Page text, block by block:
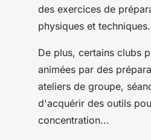
des exercices de
physiques et techniques.
De plus, certains clubs
animées par des
ateliers de groupe,
d'acquérir des outils
concentration...